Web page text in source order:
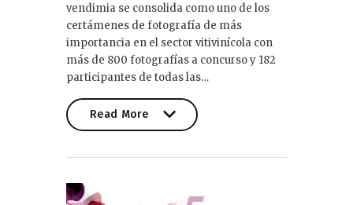
vendimia se consolida como uno de los
certámenes de fotografía de más
importancia en el sector vitivinícola con
más de 800 fotografías a concurso y 182
participantes de todas las…
Read More